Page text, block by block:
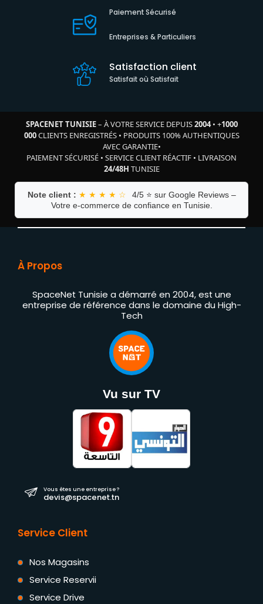
Paiement Sécurisé
Entreprises & Particuliers
Satisfaction client
Satisfait où Satisfait
SPACENET TUNISIE– À VOTRE SERVICE DEPUIS2004• +1000
000CLIENTS ENREGISTRÉS• PRODUITS 100% AUTHENTIQUES
AVEC GARANTIE•
PAIEMENT SÉCURISÉ • SERVICE CLIENT RÉACTIF • LIVRAISON
24/48H TUNISIE
Note client : ★ ★ ★ ★ ☆
4/5 ⭐ sur Google Reviews –
Votre e-commerce de confiance en Tunisie.
À Propos
SpaceNet Tunisie a démarré en 2004, est une
entreprise de référence dans le domaine du High-
Tech
Vu sur TV
Vous êtes une entreprise ?
devis@spacenet.tn
Service Client
Nos Magasins
Service Reservii
Service Drive